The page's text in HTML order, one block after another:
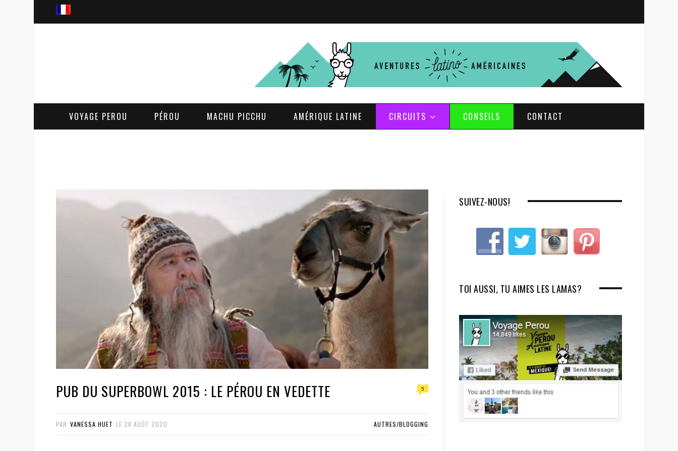
c
VOYAGE PEROU PÉROU MACHU PICCHU AMÉRIQUE LATINE CIRCUITS CONSEILS CONTACT
PUB DU SUPERBOWL 2015 : LE PÉROU EN VEDETTE 5
PAR VANESSA HUET LE 28 AOÛT 2020 AUTRES/BLOGGING
SUIVEZ-NOUS!
TOI AUSSI, TU AIMES LES LAMAS?